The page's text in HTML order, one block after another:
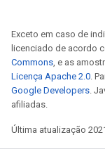
Exceto em caso de
licenciado de acordo
Commons, e as
Licença Apache 2.0.
Google Developers.
afiliadas.
Última atualização